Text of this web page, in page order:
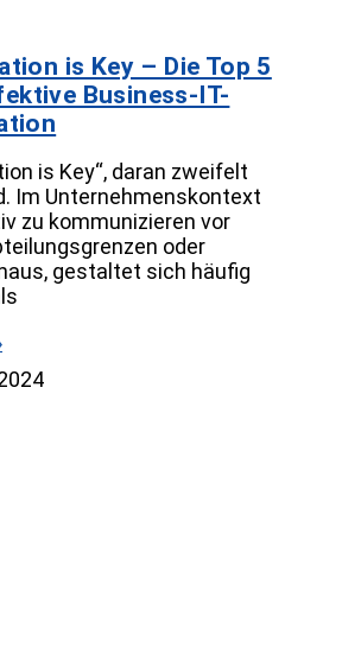
is Key – Die Top 5
Business-IT-
is Key“, daran zweifelt
Im Unternehmenskontext
zu kommunizieren vor
oder
gestaltet sich häufig